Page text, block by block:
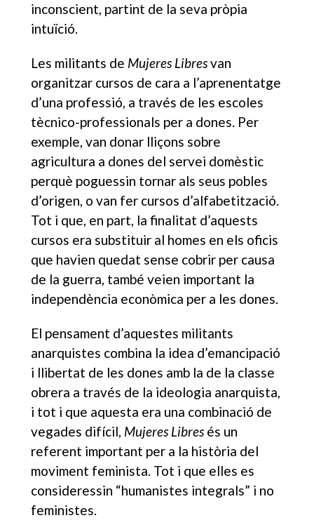
inconscient, partint de la seva pròpia
intuïció.
Les militants de Mujeres Libresvan
organitzar cursos de cara a l’aprenentatge
d’una professió, a través de les escoles
tècnico-professionals per a dones. Per
exemple, van donar lliçons sobre
agricultura a dones del servei domèstic
perquè poguessin tornar als seus pobles
d’origen, o van fer cursos d’alfabetització.
Tot i que, en part, la finalitat d’aquests
cursos era substituir al homes en els oficis
que havien quedat sense cobrir per causa
de la guerra, també veien important la
independència econòmica per a les dones.
El pensament d’aquestes militants
anarquistes combina la idea d’emancipació
i llibertat de les dones amb la de la classe
obrera a través de la ideologia anarquista,
i tot i que aquesta era una combinació de
vegades difícil, Mujeres Libresés un
referent important per a la història del
moviment feminista. Tot i que elles es
consideressin “humanistes integrals” i no
feministes.